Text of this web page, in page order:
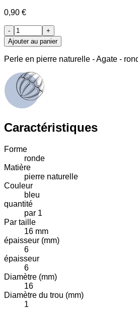
0,90 €
-
+
Ajouter au panier
Perle en pierre naturelle - Agate -
Caractéristiques
Forme
ronde
Matière
pierre naturelle
Couleur
bleu
quantité
par 1
Par taille
16 mm
épaisseur (mm)
6
épaisseur
6
Diamètre (mm)
16
Diamètre du trou (mm)
1